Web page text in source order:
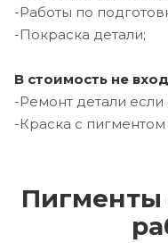
-Работы по
-Покраска детали;
В стоимость не
-Ремонт детали
-Краска с